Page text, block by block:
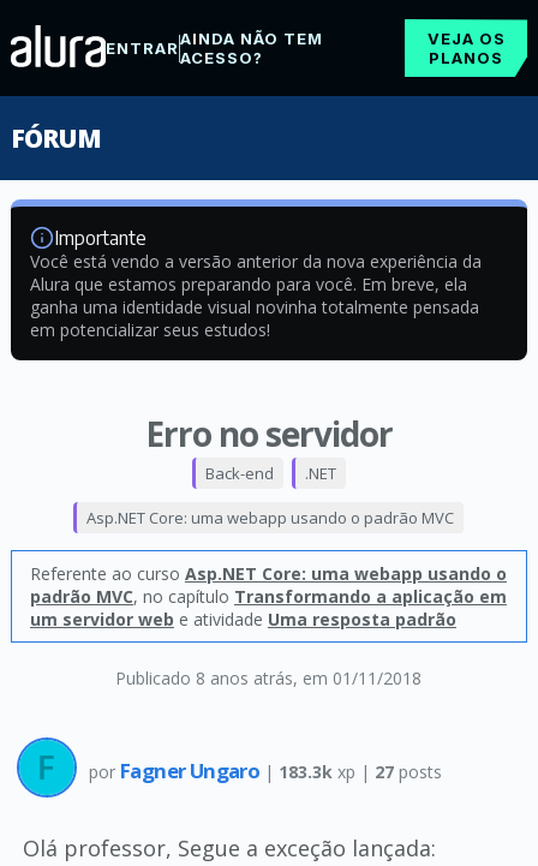
ENTRARAINDA NÃO TEM
ACESSO?
VEJA OS
PLANOS
FÓRUM
Importante
Você está vendo a versão anterior da nova experiência da
Alura que estamos preparando para você. Em breve, ela
ganha uma identidade visual novinha totalmente pensada
em potencializar seus estudos!
Erro no servidor
Publicado 8 anos atrás, em 01/11/2018
Back-end .NET
Asp.NET Core: uma webapp usando o padrão MVC
Referente ao curso Asp.NET Core: uma webapp usando o
padrão MVC, no capítulo Transformando a aplicação em
um servidor web e atividade Uma resposta padrão
por Fagner Ungaro | 183.3k xp | 27posts
Olá professor, Segue a exceção lançada: